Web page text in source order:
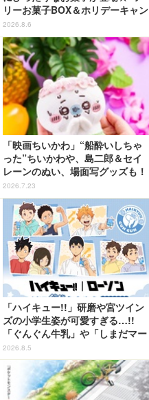
リーお菓子BOX＆ホリデーキャン
ディ
2026.8.6
「映画ちいかわ」“船酔いしちゃ
った”ちいかわや、島二郎＆セイ
レーンのぬい、場面写グッズも！
新商品が続々登場【8月7日発売】
2026.7.23
「ハイキュー!!」研磨や宮ツイン
ズの小学生姿が可愛すぎる…!!
「ぐんぐん牛乳」や「しまだマー
ト」デザインのグッズも!? ロー
ソン限定グッズが登場！
2026.8.5